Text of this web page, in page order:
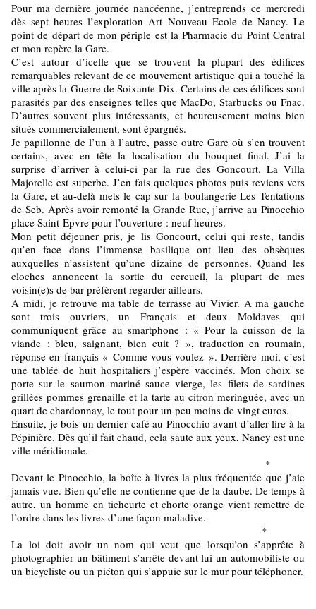
Pour ma dernière journée nancéenne, j’entreprends ce mercredi
dès sept heures l’exploration Art Nouveau Ecole de Nancy. Le
point de départ de mon périple est la Pharmacie du Point Central
et mon repère la Gare.
C’est autour d’icelle que se trouvent la plupart des édifices
remarquables relevant de ce mouvement artistique qui a touché la
ville après la Guerre de Soixante-Dix. Certains de ces édifices sont
parasités par des enseignes telles que MacDo, Starbucks ou Fnac.
D’autres souvent plus intéressants, et heureusement moins bien
situés commercialement, sont épargnés.
Je papillonne de l’un à l’autre, passe outre Gare où s’en trouvent
certains, avec en tête la localisation du bouquet final. J’ai la
surprise d’arriver à celui-ci par la rue des Goncourt. La Villa
Majorelle est superbe. J’en fais quelques photos puis reviens vers
la Gare, et au-delà mets le cap sur la boulangerie Les Tentations
de Seb. Après avoir remonté la Grande Rue, j’arrive au Pinocchio
place Saint-Epvre pour l’ouverture : neuf heures.
Mon petit déjeuner pris, je lis Goncourt, celui qui reste, tandis
qu’en face dans l’immense basilique ont lieu des obsèques
auxquelles n’assistent qu’une dizaine de personnes. Quand les
cloches annoncent la sortie du cercueil, la plupart de mes
voisin(e)s de bar préfèrent regarder ailleurs.
A midi, je retrouve ma table de terrasse au Vivier. A ma gauche
sont trois ouvriers, un Français et deux Moldaves qui
communiquent grâce au smartphone : « Pour la cuisson de la
viande : bleu, saignant, bien cuit ? », traduction en roumain,
réponse en français « Comme vous voulez ». Derrière moi, c’est
une tablée de huit hospitaliers j’espère vaccinés. Mon choix se
porte sur le saumon mariné sauce vierge, les filets de sardines
grillées pommes grenaille et la tarte au citron meringuée, avec un
quart de chardonnay, le tout pour un peu moins de vingt euros.
Ensuite, je bois un dernier café au Pinocchio avant d’aller lire à la
Pépinière. Dès qu’il fait chaud, cela saute aux yeux, Nancy est une
ville méridionale.
*
Devant le Pinocchio, la boîte à livres la plus fréquentée que j’aie
jamais vue. Bien qu’elle ne contienne que de la daube. De temps à
autre, un homme en ticheurte et chorte orange vient remettre de
l’ordre dans les livres d’une façon maladive.
*
La loi doit avoir un nom qui veut que lorsqu’on s’apprête à
photographier un bâtiment s’arrête devant lui un automobiliste ou
un bicycliste ou un piéton qui s’appuie sur le mur pour téléphoner.